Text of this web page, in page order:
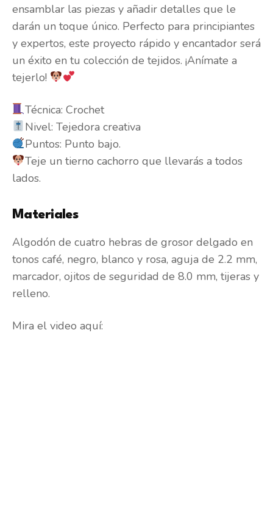
ensamblar las piezas y añadir detalles que le
darán un toque único. Perfecto para principiantes
y expertos, este proyecto rápido y encantador será
un éxito en tu colección de tejidos. ¡Anímate a
tejerlo!
Técnica: Crochet
Nivel: Tejedora creativa
Puntos: Punto bajo.
Teje un tierno cachorro que llevarás a todos
lados.
Materiales
Algodón de cuatro hebras de grosor delgado en
tonos café, negro, blanco y rosa, aguja de 2.2 mm,
marcador, ojitos de seguridad de 8.0 mm, tijeras y
relleno.
Mira el video aquí: